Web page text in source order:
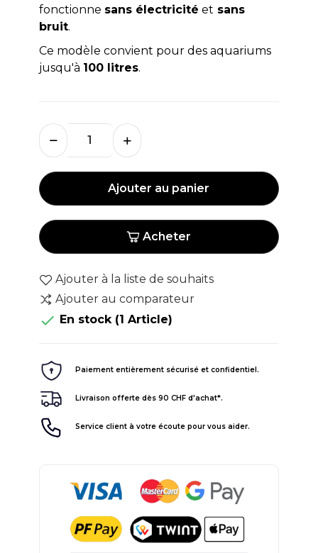
fonctionne sans électricité et sans
bruit.
Ce modèle convient pour des aquariums
jusqu'à 100 litres.
Ajouter au panier
Acheter
Ajouter à la liste de souhaits
Ajouter au comparateur
 En stock (1 Article)
Paiement entièrement sécurisé et confidentiel.
Livraison offerte dès 90 CHF d'achat*.
Service client à votre écoute pour vous aider.